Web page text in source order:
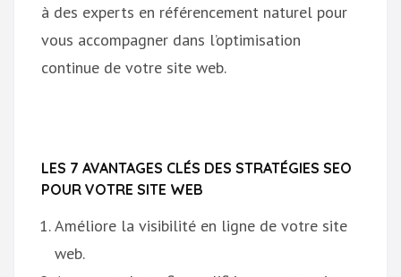
à des experts en référencement naturel pour
vous accompagner dans l’optimisation
continue de votre site web.
LES 7 AVANTAGES CLÉS DES STRATÉGIES SEO
POUR VOTRE SITE WEB
Améliore la visibilité en ligne de votre site
web.